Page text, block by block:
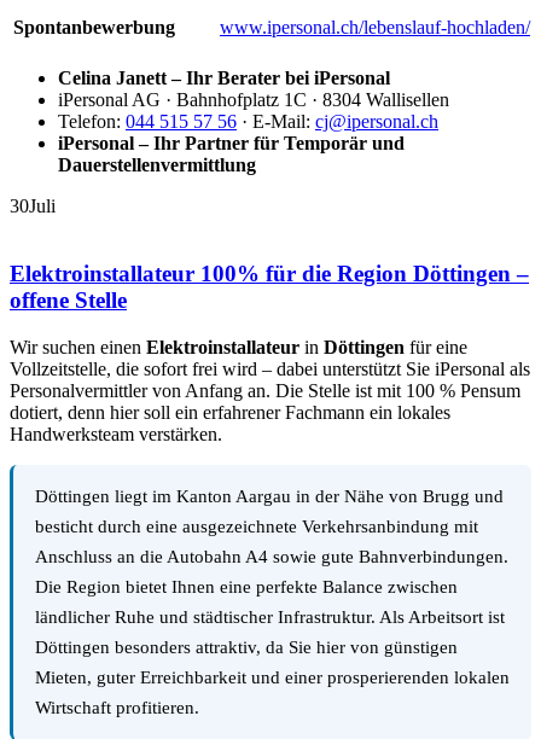
Spontanbewerbung
www.ipersonal.ch/lebenslauf-hochladen/
Celina Janett – Ihr Berater bei iPersonal
iPersonal AG · Bahnhofplatz 1C · 8304 Wallisellen
Telefon: 044 515 57 56 · E-Mail: cj@ipersonal.ch
iPersonal – Ihr Partner für Temporär und
Dauerstellenvermittlung
30Juli
Elektroinstallateur 100% für die Region Döttingen –
offene Stelle
Wir suchen einen Elektroinstallateur in Döttingen für eine
Vollzeitstelle, die sofort frei wird – dabei unterstützt Sie iPersonal als
Personalvermittler von Anfang an. Die Stelle ist mit 100 % Pensum
dotiert, denn hier soll ein erfahrener Fachmann ein lokales
Handwerksteam verstärken.
Döttingen liegt im Kanton Aargau in der Nähe von Brugg und
besticht durch eine ausgezeichnete Verkehrsanbindung mit
Anschluss an die Autobahn A4 sowie gute Bahnverbindungen.
Die Region bietet Ihnen eine perfekte Balance zwischen
ländlicher Ruhe und städtischer Infrastruktur. Als Arbeitsort ist
Döttingen besonders attraktiv, da Sie hier von günstigen
Mieten, guter Erreichbarkeit und einer prosperierenden lokalen
Wirtschaft profitieren.